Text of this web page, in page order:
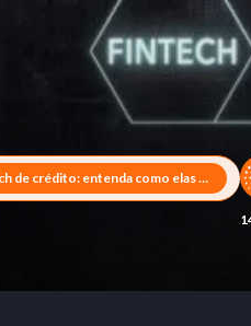
Fintech de crédito: entenda como elas atuam